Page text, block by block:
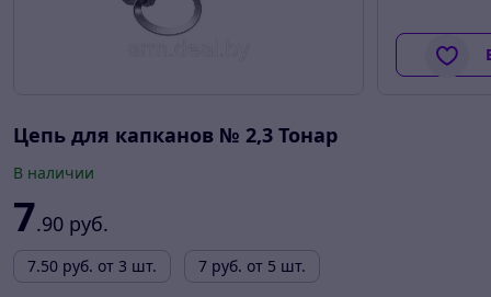
Цепь для капканов № 2,3 Тонар
В наличии
7.90 руб.
7.50 руб. от 3 шт. 7 руб. от 5 шт.